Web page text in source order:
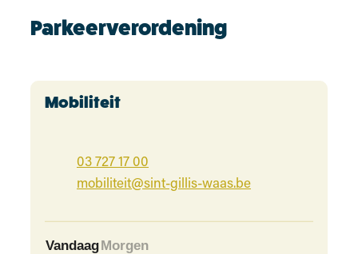
Parkeerverordening
Contact
Mobiliteit
03 727 17 00
E-mailmobiliteit@sint-gillis-waas.be
VandaagMorgen